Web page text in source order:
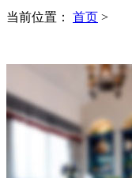
当前位置： 首页 >